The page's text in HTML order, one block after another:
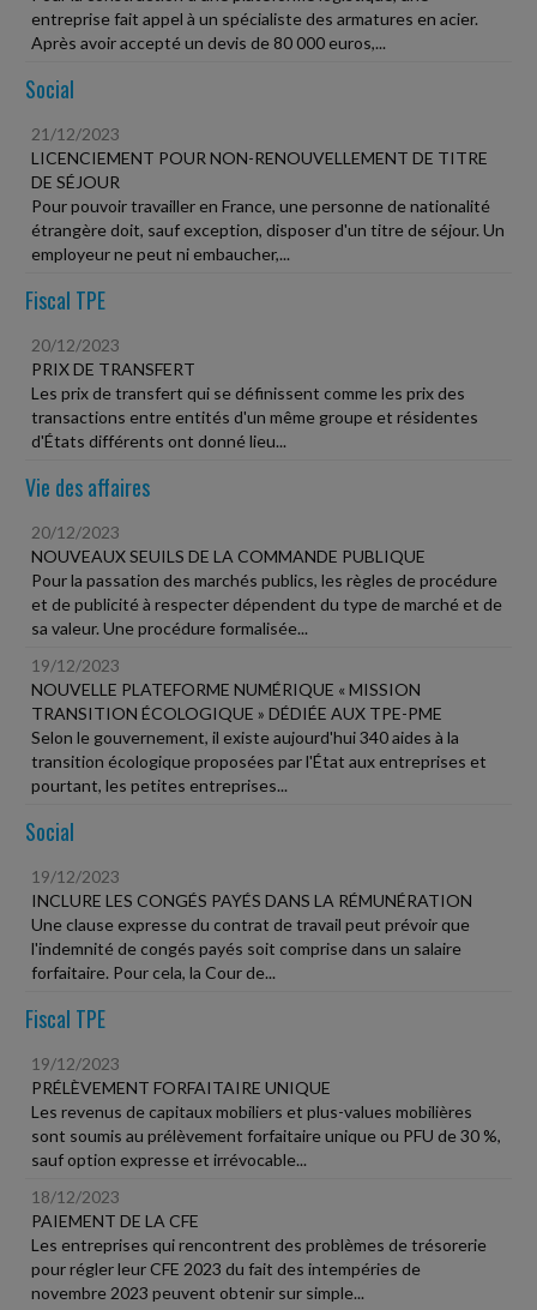
entreprise fait appel à un spécialiste des armatures en acier.
Après avoir accepté un devis de 80 000 euros,...
Social
21/12/2023
LICENCIEMENT POUR NON-RENOUVELLEMENT DE TITRE
DE SÉJOUR
Pour pouvoir travailler en France, une personne de nationalité
étrangère doit, sauf exception, disposer d'un titre de séjour. Un
employeur ne peut ni embaucher,...
Fiscal TPE
20/12/2023
PRIX DE TRANSFERT
Les prix de transfert qui se définissent comme les prix des
transactions entre entités d'un même groupe et résidentes
d'États différents ont donné lieu...
Vie des affaires
20/12/2023
NOUVEAUX SEUILS DE LA COMMANDE PUBLIQUE
Pour la passation des marchés publics, les règles de procédure
et de publicité à respecter dépendent du type de marché et de
sa valeur. Une procédure formalisée...
19/12/2023
NOUVELLE PLATEFORME NUMÉRIQUE « MISSION
TRANSITION ÉCOLOGIQUE » DÉDIÉE AUX TPE-PME
Selon le gouvernement, il existe aujourd'hui 340 aides à la
transition écologique proposées par l'État aux entreprises et
pourtant, les petites entreprises...
Social
19/12/2023
INCLURE LES CONGÉS PAYÉS DANS LA RÉMUNÉRATION
Une clause expresse du contrat de travail peut prévoir que
l'indemnité de congés payés soit comprise dans un salaire
forfaitaire. Pour cela, la Cour de...
Fiscal TPE
19/12/2023
PRÉLÈVEMENT FORFAITAIRE UNIQUE
Les revenus de capitaux mobiliers et plus-values mobilières
sont soumis au prélèvement forfaitaire unique ou PFU de 30 %,
sauf option expresse et irrévocable...
18/12/2023
PAIEMENT DE LA CFE
Les entreprises qui rencontrent des problèmes de trésorerie
pour régler leur CFE 2023 du fait des intempéries de
novembre 2023 peuvent obtenir sur simple...